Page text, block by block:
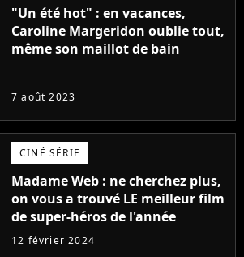
"Un été hot" : en vacances,
Caroline Margeridon oublie tout,
même son maillot de bain
7 août 2023
CINÉ SÉRIE
Madame Web : ne cherchez plus,
on vous a trouvé LE meilleur film
de super-héros de l'année
12 février 2024